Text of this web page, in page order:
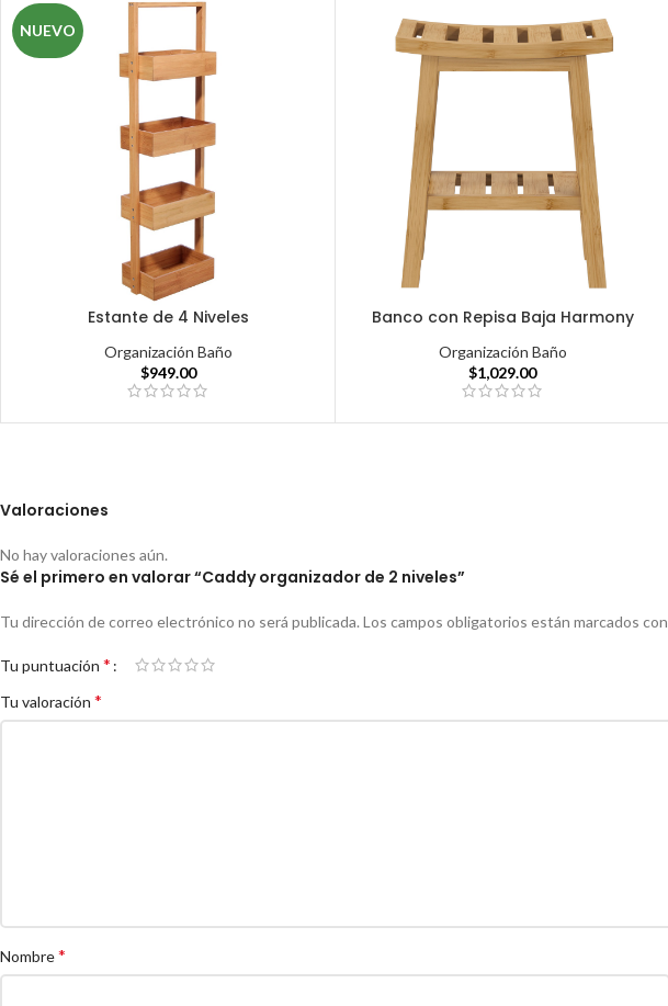
NUEVO
Estante de 4 Niveles
Organización Baño
$949.00
Banco con Repisa Baja Harmony
Organización Baño
$1,029.00
Valoraciones
No hay valoraciones aún.
Sé el primero en valorar “Caddy organizador de 2 niveles”
Tu dirección de correo electrónico no será publicada.Los campos obligatorios están marcados con
Tu puntuación *
Tu valoración *
Nombre*